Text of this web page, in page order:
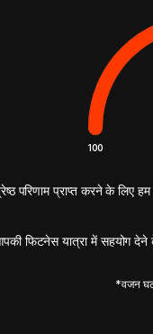
100
परिणाम प्राप्त करने के लिए
फिटनेस यात्रा में सहयोग देने
*वजन